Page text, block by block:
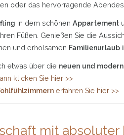
oder das hervorragende
in dem schönen Appartement
Füßen. Genießen Sie die
und erholsamen Familienurlaub
etwas über die neuen und
klicken Sie hier >>
erfahren Sie hier >>
mit absoluter